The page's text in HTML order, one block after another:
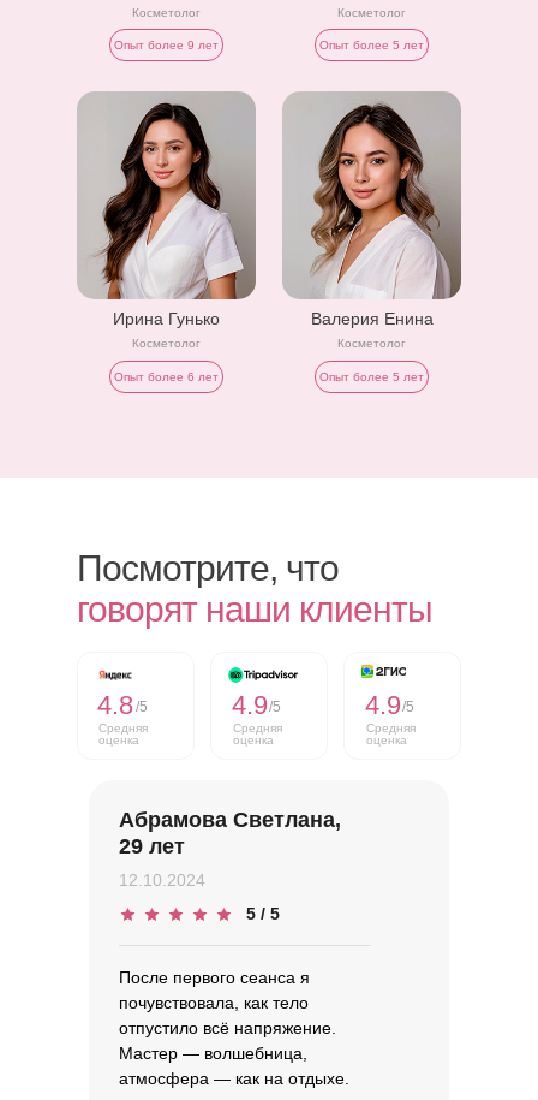
Косметолог
Опыт более 9 лет
Косметолог
Опыт более 5 лет
Ирина Гунько
Косметолог
Опыт более 6 лет
Валерия Енина
Косметолог
Опыт более 5 лет
Посмотрите, что
говорят наши клиенты
/5
4.9
Средняя
оценка
4.9/5
/5
4.8
Средняя
оценка
Средняя
оценка
После первого сеанса я
почувствовала, как тело
отпустило всё напряжение.
Мастер — волшебница,
атмосфера — как на отдыхе.
5 / 5
12.10.2024
Абрамова Светлана,
29 лет